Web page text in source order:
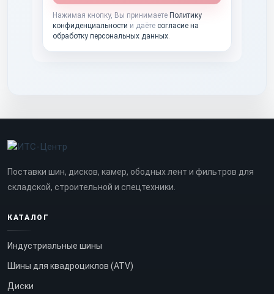
Нажимая кнопку, Вы принимаете Политику
конфиденциальности и даёте согласие на
обработку персональных данных.
Поставки шин, дисков, камер, ободных лент и фильтров для
складской, строительной и спецтехники.
КАТАЛОГ
Индустриальные шины
Шины для квадроциклов (ATV)
Диски